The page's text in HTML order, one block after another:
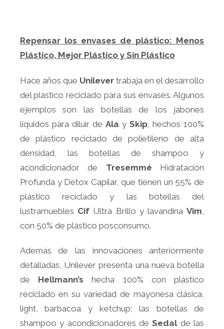
Repensar los envases de plástico: Menos
Plástico, Mejor Plástico y Sin Plástico
Hace años que Unilevertrabaja en el desarrollo
del plástico reciclado para sus envases. Algunos
ejemplos son las botellas de los jabones
líquidos para diluir de Ala ySkip , hechos 100%
de plástico reciclado de polietileno de alta
densidad, las botellas de shampoo y
acondicionador de Tresemmé Hidratación
Profunda y Detox Capilar, que tienen un 55% de
plástico reciclado y las botellas del
lustramuebles Cif Ultra Brillo y lavandinaVim
con 50% de plástico posconsumo.
Además de las innovaciones anteriormente
detalladas, Unilever presenta una nueva botella
de Hellmann’shecha 100% con plástico
reciclado en su variedad de mayonesa clásica,
light, barbacoa y ketchup; las botellas de
shampoo y acondicionadores deSedal de las